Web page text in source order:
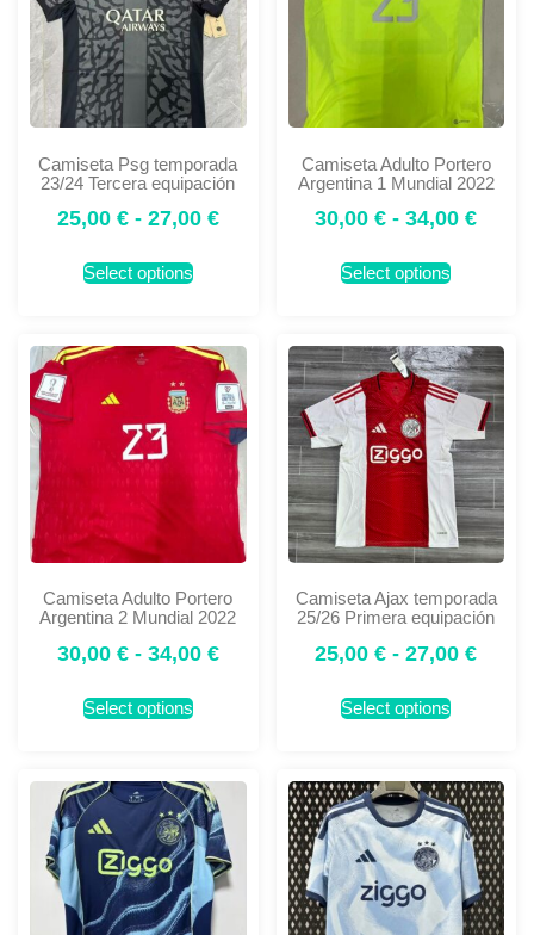
Camiseta Psg temporada
23/24 Tercera equipación
25,00 € - 27,00 €
Select options
Camiseta Adulto Portero
Argentina 1 Mundial 2022
30,00€ - 34,00€
Select options
Camiseta Adulto Portero
Argentina 2 Mundial 2022
30,00 € - 34,00 €
Select options
Camiseta Ajax temporada
25/26 Primera equipación
25,00€ - 27,00€
Select options